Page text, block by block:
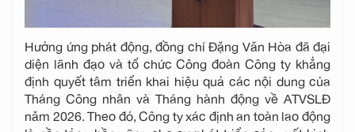
Hưởng ứng phát động, đồng chí Đặng Văn Hòa đã đại
diện lãnh đạo và tổ chức Công đoàn Công ty khẳng
định quyết tâm triển khai hiệu quả các nội dung của
Tháng Công nhân và Tháng hành động về ATVSLĐ
năm 2026. Theo đó, Công ty xác định an toàn lao động